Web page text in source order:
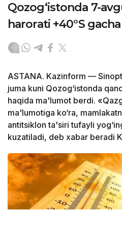
Qozog‘istonda 7-
harorati +40°S
ASTANA. Kazinform —
juma kuni Qozog‘istonda
haqida ma'lumot berdi.
ma'lumotiga ko‘ra,
antitsiklon ta'siri tufayli
kuzatiladi, deb xabar beradi